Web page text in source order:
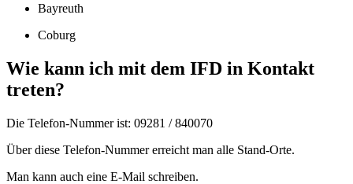
Bayreuth
Coburg
Wie kann ich mit dem IFD in Kontakt
treten?
Die Telefon-Nummer ist: 09281 / 840070
Über diese Telefon-Nummer erreicht man alle Stand-Orte.
Man kann auch eine E-Mail schreiben.